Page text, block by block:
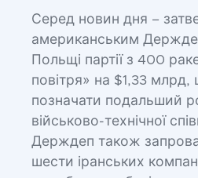
Серед новин дня –
американським
Польщі партії з 400
повітря» на $1,33
позначати подальший
військово-технічної
Держдеп також
шести іранських